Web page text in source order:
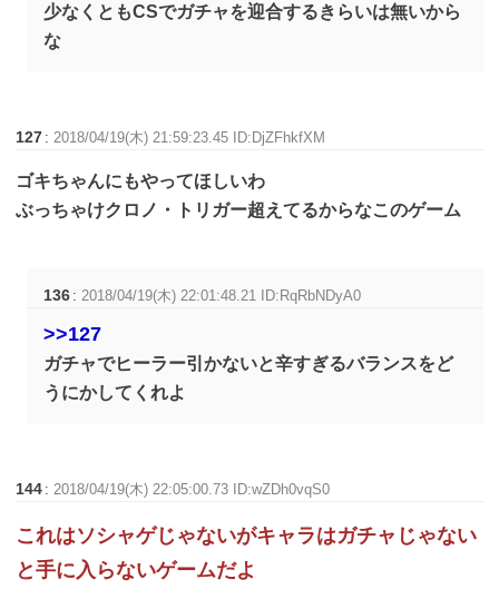
少なくともCSでガチャを迎合するきらいは無いから
な
127 : 2018/04/19(木) 21:59:23.45 ID:DjZFhkfXM
ゴキちゃんにもやってほしいわ
ぶっちゃけクロノ・トリガー超えてるからなこのゲーム
136 : 2018/04/19(木) 22:01:48.21 ID:RqRbNDyA0
>>127
ガチャでヒーラー引かないと辛すぎるバランスをど
うにかしてくれよ
144 : 2018/04/19(木) 22:05:00.73 ID:wZDh0vqS0
これはソシャゲじゃないがキャラはガチャじゃない
と手に入らないゲームだよ